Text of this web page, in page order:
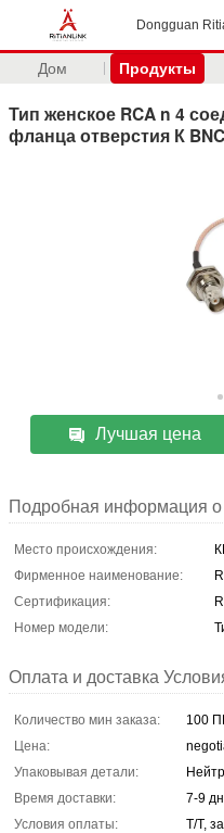
Dongguan
Дом Продукты
Тип женское RCA n 4
фланца отверстия К
Лучшая цена
Подробная информация о
Место происхождения:
Фирменное наименование:
Сертификация:
Номер модели:
Оплата и доставка
Количество мин заказа:
100
Цена:
Упаковывая детали:
Время доставки:
7-9
Условия оплаты:
T/T,